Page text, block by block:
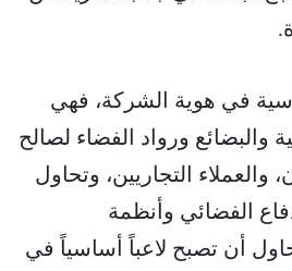
في هوية الشركة، فهي
والبضائع ورواد الفضاء لصالح
والعملاء التجاريين، وتحاول
الفضائي وأنظمة
أن تصبح لاعباً أساسياً في